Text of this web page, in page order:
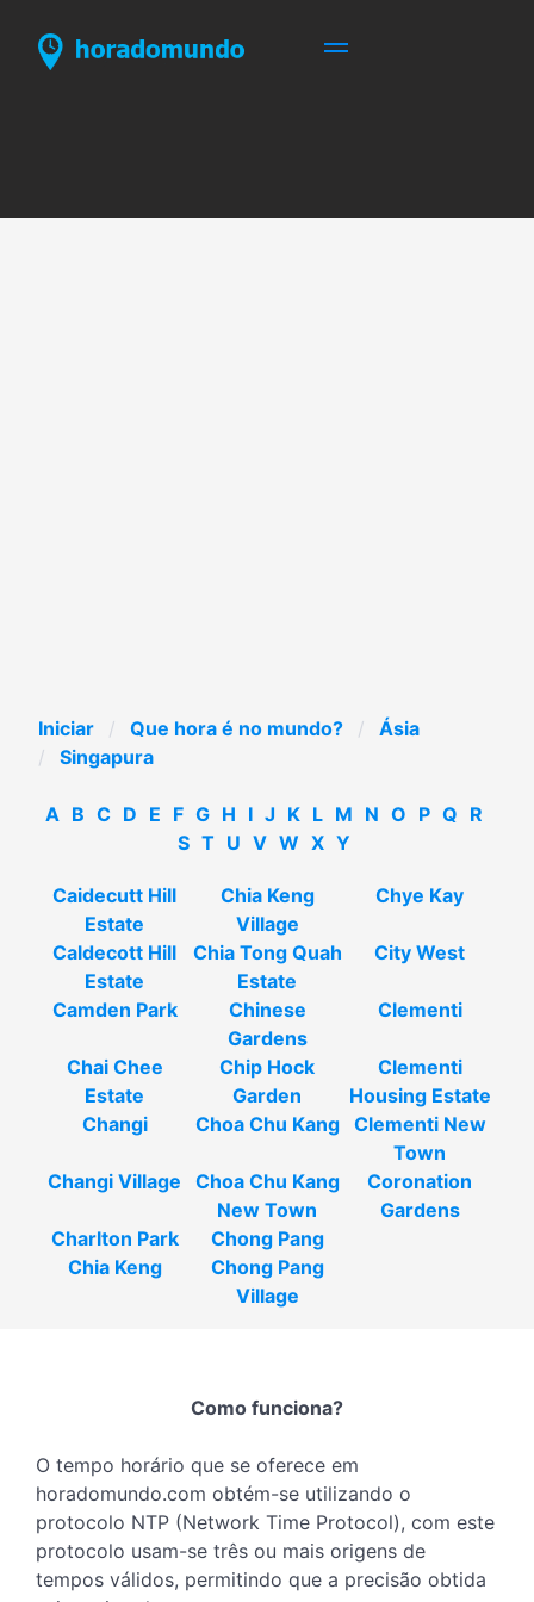
Iniciar Que hora é no mundo?
Ásia
Singapura
A B C D E F G H I J K L M N O P Q R
S T U V W X Y
Caidecutt Hill
Estate
Chia Keng
Village
Chye Kay
Caldecott Hill
Estate
Chia Tong Quah
Estate
City West
Camden Park
Chinese
Gardens
Clementi
Chai Chee
Estate
Chip Hock
Garden
Clementi
Housing Estate
Changi
Choa Chu Kang
Clementi New
Town
Changi Village
Choa Chu Kang
New Town
Coronation
Gardens
Charlton Park
Chong Pang
Chia Keng
Chong Pang
Village
Como funciona?
O tempo horário que se oferece em
horadomundo.com obtém-se utilizando o
protocolo NTP (Network Time Protocol), com este
protocolo usam-se três ou mais origens de
tempos válidos, permitindo que a precisão obtida